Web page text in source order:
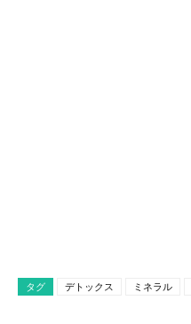
タグ デトックス ミネラル